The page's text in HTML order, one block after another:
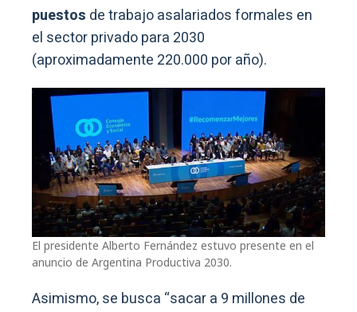
puestos de trabajo asalariados formales en
el sector privado para 2030
(aproximadamente 220.000 por año).
El presidente Alberto Fernández estuvo presente en el
anuncio de Argentina Productiva 2030.
Asimismo, se busca “sacar a 9 millones de